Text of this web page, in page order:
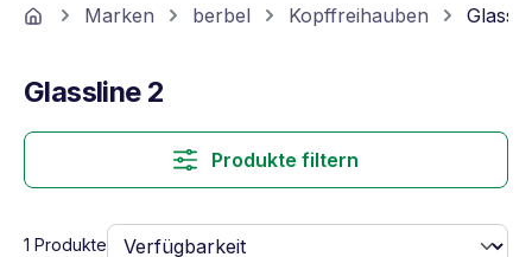
HomeMarken berbel Kopffreihauben
Glassline 2
Produkte filtern
1 Produkte